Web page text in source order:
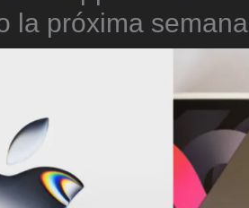
la próxima semana